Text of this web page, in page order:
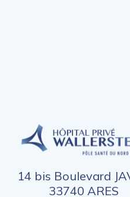
14 bis Boulevard
33740 ARES